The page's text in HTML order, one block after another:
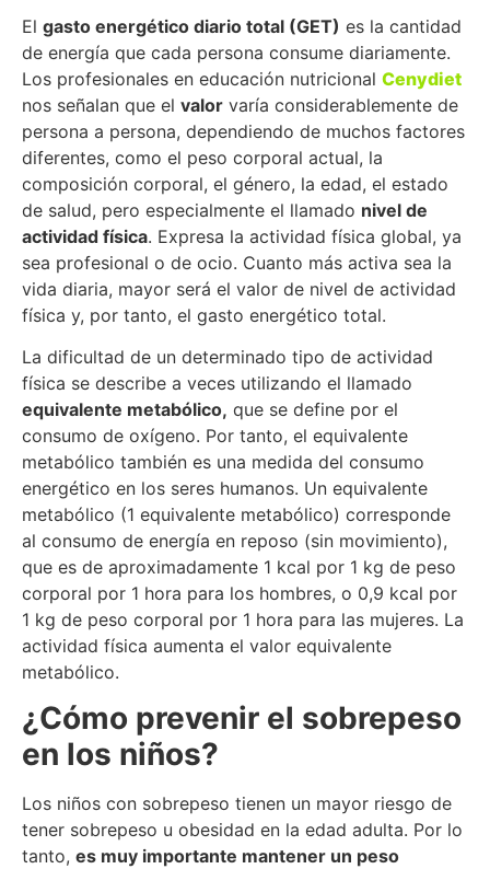
El gasto energético diario total (GET) es la cantidad
de energía que cada persona consume diariamente.
Los profesionales en educación nutricional Cenydiet
nos señalan que el valor varía considerablemente de
persona a persona, dependiendo de muchos factores
diferentes, como el peso corporal actual, la
composición corporal, el género, la edad, el estado
de salud, pero especialmente el llamado nivel de
actividad física. Expresa la actividad física global, ya
sea profesional o de ocio. Cuanto más activa sea la
vida diaria, mayor será el valor de nivel de actividad
física y, por tanto, el gasto energético total.
La dificultad de un determinado tipo de actividad
física se describe a veces utilizando el llamado
equivalente metabólico, que se define por el
consumo de oxígeno. Por tanto, el equivalente
metabólico también es una medida del consumo
energético en los seres humanos. Un equivalente
metabólico (1 equivalente metabólico) corresponde
al consumo de energía en reposo (sin movimiento),
que es de aproximadamente 1 kcal por 1 kg de peso
corporal por 1 hora para los hombres, o 0,9 kcal por
1 kg de peso corporal por 1 hora para las mujeres. La
actividad física aumenta el valor equivalente
metabólico.
¿Cómo prevenir el sobrepeso
en los niños?
Los niños con sobrepeso tienen un mayor riesgo de
tener sobrepeso u obesidad en la edad adulta. Por lo
tanto, es muy importante mantener un peso